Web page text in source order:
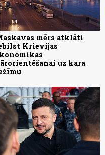
mērs atklāti
Krievijas
uz kara